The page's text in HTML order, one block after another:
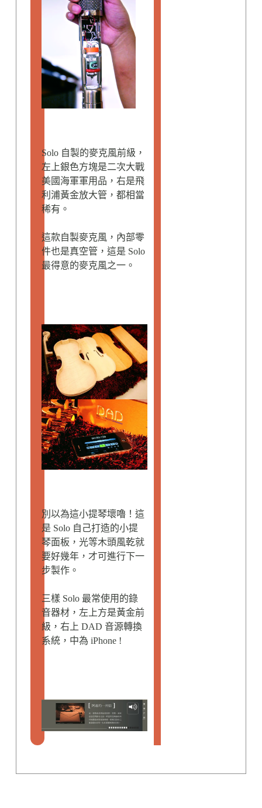
Solo 自製的麥克風前級，
左上銀色方塊是二次大戰
美國海軍軍用品，右是飛
利浦黃金放大管，都相當
稀有。
這款自製麥克風，內部零
件也是真空管，這是 Solo
最得意的麥克風之一。
別以為這小提琴壞嚕！這
是 Solo 自己打造的小提
琴面板，光等木頭風乾就
要好幾年，才可進行下一
步製作。
三樣 Solo 最常使用的錄
音器材，左上方是黃金前
級，右上 DAD 音源轉換
系統，中為 iPhone !